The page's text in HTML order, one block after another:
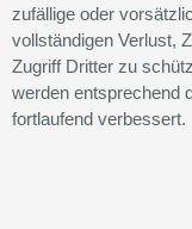
zufällige oder
vollständigen Verlust,
Zugriff Dritter zu
werden entsprechend
fortlaufend verbessert.